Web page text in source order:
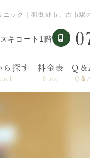
ック｜羽曳野市、古市駅
キコート1階
ら探す 料金表
Price
Q＆
Q＆